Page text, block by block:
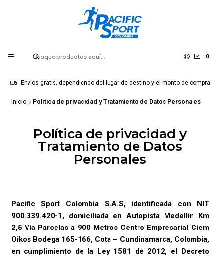
0
Envíos gratis, dependiendo del lugar de destino y el monto de compra
Inicio Política de privacidad y Tratamiento de Datos Personales
Política de privacidad y
Tratamiento de Datos
Personales
Pacific Sport Colombia S.A.S, identificada con NIT
900.339.420-1, domiciliada en Autopista Medellín Km
2,5 Vía Parcelas a 900 Metros Centro Empresarial Ciem
Oikos Bodega 165-166, Cota – Cundinamarca, Colombia,
en cumplimiento de la Ley 1581 de 2012, el Decreto